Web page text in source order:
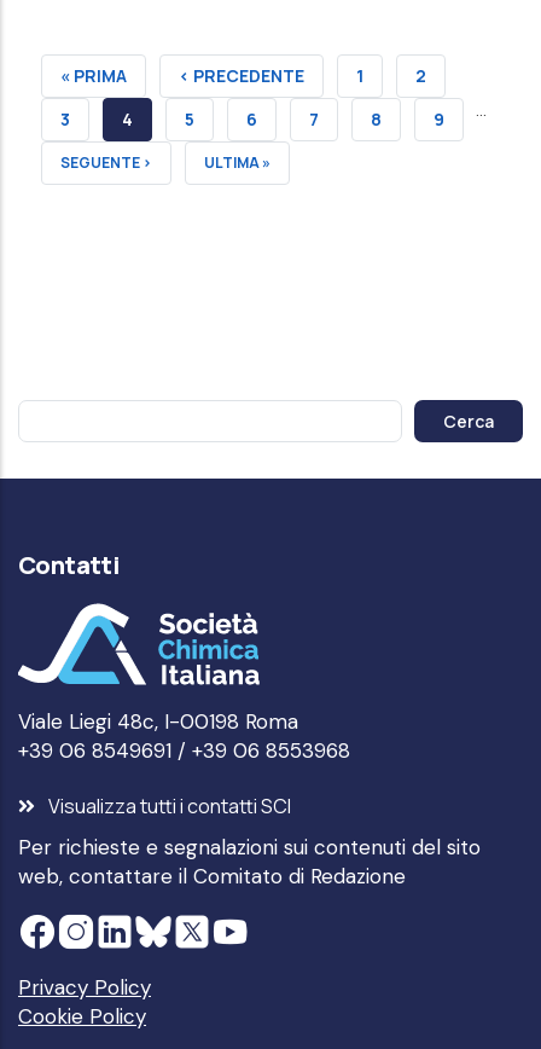
PRIMA
PAGINA
« PRIMA
PAGINA
PRECEDENTE
‹ PRECEDENTE PAGINA
1 PAGINA
2
PAGINA
3
PAGINA
ATTUALE
4 PAGINA
5 PAGINA
6 PAGINA
7 PAGINA
8 PAGINA
9 …
PAGINA
SEGUENTE ›
ULTIMA
ULTIMA »
Contatti
Viale Liegi 48c, I-00198 Roma
+39 06 8549691 / +39 06 8553968
Visualizza tutti i contatti SCI
Per richieste e segnalazioni sui contenuti del sito
web, contattare il Comitato di Redazione
Privacy Policy
Cookie Policy